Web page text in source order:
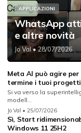
APPLICAZIONI
WhatsApp
e altre novità
Jo Val• 28/07/2026
Meta AI può agire
termine i tuoi progetti
Si va verso la
modell...
Jo Val • 25/07/2026
Sì, Start
Windows 11 25H2